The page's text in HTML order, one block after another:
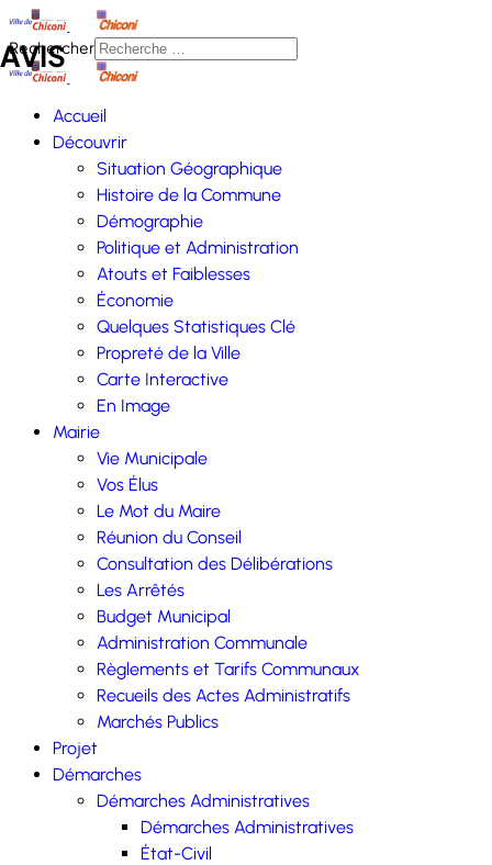
Rechercher
Accueil
Découvrir
Situation Géographique
Histoire de la Commune
Démographie
Politique et Administration
Atouts et Faiblesses
Économie
Quelques Statistiques Clé
Propreté de la Ville
Carte Interactive
En Image
Mairie
Vie Municipale
Vos Élus
Le Mot du Maire
Réunion du Conseil
Consultation des Délibérations
Les Arrêtés
Budget Municipal
Administration Communale
Règlements et Tarifs Communaux
Recueils des Actes Administratifs
Marchés Publics
Projet
Démarches
Démarches Administratives
Démarches Administratives
État-Civil
AVIS
des femmes victimes de violences est sorti